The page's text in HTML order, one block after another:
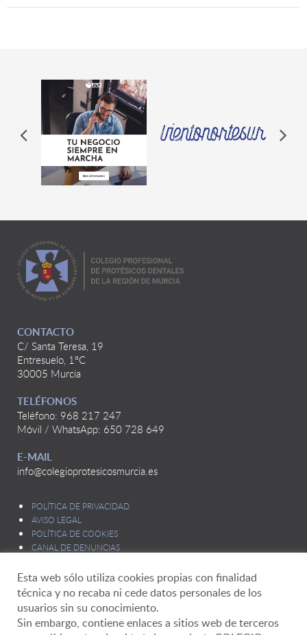
CONTACTO
C/ Santa Teresa, 19
Entresuelo, 1ºC
30005 Murcia
TELÉFONOS
Teléfono: 968 217 247
Móvil / WhatsApp: 650 728 649
E-MAIL
info@colegioprotesicosmurcia.es
POLÍTICA DE PRIVACIDAD
AVISO LEGAL
POLÍTICA DE COOKIES
CANAL DE DENUNCIAS
Esta web sólo utiliza cookies propias con finalidad
técnica y no recaba ni cede datos personales de los
usuarios sin su conocimiento.
Sin embargo, contiene enlaces a sitios web de terceros